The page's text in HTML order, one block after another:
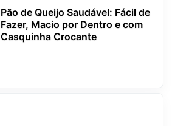
Pão de Queijo Saudável: Fácil de
Fazer, Macio por Dentro e com
Casquinha Crocante